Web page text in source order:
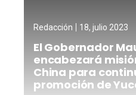
Redacción 18, julio 2023
El Gobernador
encabezará
China para
promoción de